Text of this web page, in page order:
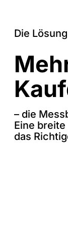
Die
– die
Eine
das